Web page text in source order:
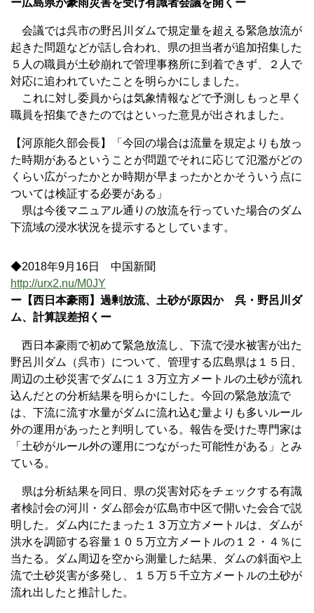
会議では呉市の野呂川ダムで規定量を超える緊急放流が
起きた問題などが話し合われ、県の担当者が追加招集した
５人の職員が土砂崩れで管理事務所に到着できず、２人で
対応に追われていたことを明らかにしました。
これに対し委員からは気象情報などで予測しもっと早く
職員を招集できたのではといった意見が出されました。
【河原能久部会長】「今回の場合は流量を規定よりも放っ
た時期があるということが問題でそれに応じて氾濫がどの
くらい広がったかとか時期が早まったかとかそういう点に
ついては検証する必要がある」
県は今後マニュアル通りの放流を行っていた場合のダム
下流域の浸水状況を提示するとしています。
◆2018年9月16日 中国新聞
http://urx2.nu/M0JY
ー【西日本豪雨】過剰放流、土砂が原因か 呉・野呂川ダ
ム、計算誤差招くー
西日本豪雨で初めて緊急放流し、下流で浸水被害が出た
野呂川ダム（呉市）について、管理する広島県は１５日、
周辺の土砂災害でダムに１３万立方メートルの土砂が流れ
込んだとの分析結果を明らかにした。今回の緊急放流で
は、下流に流す水量がダムに流れ込む量よりも多いルール
外の運用があったと判明している。報告を受けた専門家は
「土砂がルール外の運用につながった可能性がある」とみ
ている。
県は分析結果を同日、県の災害対応をチェックする有識
者検討会の河川・ダム部会が広島市中区で開いた会合で説
明した。ダム内にたまった１３万立方メートルは、ダムが
洪水を調節する容量１０５万立方メートルの１２・４％に
当たる。ダム周辺を空から測量した結果、ダムの斜面や上
流で土砂災害が多発し、１５万５千立方メートルの土砂が
流れ出したと推計した。